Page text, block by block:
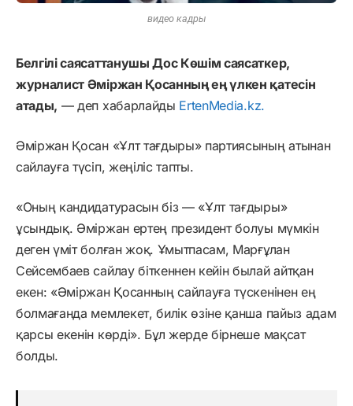
видео кадры
Белгілі саясаттанушы Дос Көшім саясаткер,
журналист Әміржан Қосанның ең үлкен қатесін
атады, — деп хабарлайды ErtenMedia.kz.
Әміржан Қосан «Ұлт тағдыры» партиясының атынан
сайлауға түсіп, жеңіліс тапты.
«Оның кандидатурасын біз — «Ұлт тағдыры»
ұсындық. Әміржан ертең президент болуы мүмкін
деген үміт болған жоқ. Ұмытпасам, Марғұлан
Сейсембаев сайлау біткеннен кейін былай айтқан
екен: «Әміржан Қосанның сайлауға түскенінен ең
болмағанда мемлекет, билік өзіне қанша пайыз адам
қарсы екенін көрді». Бұл жерде бірнеше мақсат
болды.